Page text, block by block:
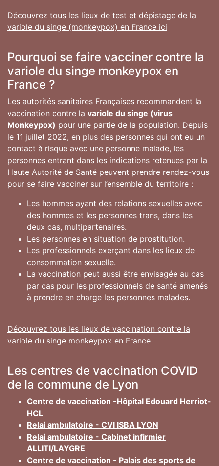
Découvrez tous les lieux de test et dépistage de la
variole du singe (monkeypox) en France ici
Pourquoi se faire vacciner contre la
variole du singe monkeypox en
France ?
Les autorités sanitaires Françaises recommandent la
vaccination contre la variole du singe (virus
Monkeypox) pour une partie de la population. Depuis
le 11 juillet 2022, en plus des personnes qui ont eu un
contact à risque avec une personne malade, les
personnes entrant dans les indications retenues par la
Haute Autorité de Santé peuvent prendre rendez-vous
pour se faire vacciner sur l’ensemble du territoire :
Les hommes ayant des relations sexuelles avec
des hommes et les personnes trans, dans les
deux cas, multipartenaires.
Les personnes en situation de prostitution.
Les professionnels exerçant dans les lieux de
consommation sexuelle.
La vaccination peut aussi être envisagée au cas
par cas pour les professionnels de santé amenés
à prendre en charge les personnes malades.
Découvrez tous les lieux de vaccination contre la
variole du singe monkeypox en France.
Les centres de vaccination COVID
de la commune de Lyon
Centre de vaccination -Hôpital Edouard Herriot-
HCL
Relai ambulatoire - CVI ISBA LYON
Relai ambulatoire - Cabinet infirmier
ALLITI/LAYGRE
Centre de vaccination - Palais des sports de